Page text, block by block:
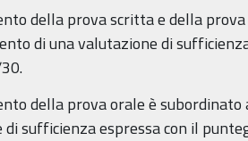
della prova scritta e della
di una valutazione di
della prova orale è
sufficienza espressa con il